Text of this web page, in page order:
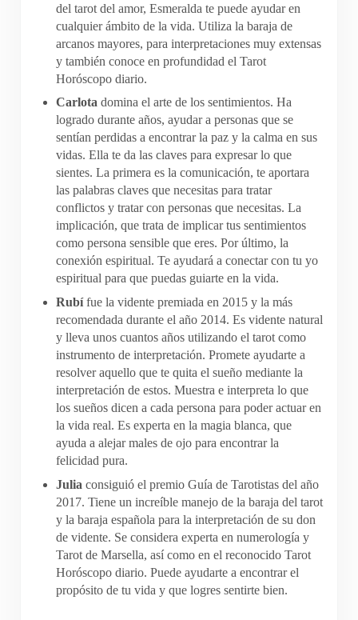
del tarot del amor, Esmeralda te puede ayudar en
cualquier ámbito de la vida. Utiliza la baraja de
arcanos mayores, para interpretaciones muy extensas
y también conoce en profundidad el Tarot
Horóscopo diario.
Carlota domina el arte de los sentimientos. Ha
logrado durante años, ayudar a personas que se
sentían perdidas a encontrar la paz y la calma en sus
vidas. Ella te da las claves para expresar lo que
sientes. La primera es la comunicación, te aportara
las palabras claves que necesitas para tratar
conflictos y tratar con personas que necesitas. La
implicación, que trata de implicar tus sentimientos
como persona sensible que eres. Por último, la
conexión espiritual. Te ayudará a conectar con tu yo
espiritual para que puedas guiarte en la vida.
Rubífue la vidente premiada en 2015 y la más
recomendada durante el año 2014. Es vidente natural
y lleva unos cuantos años utilizando el tarot como
instrumento de interpretación. Promete ayudarte a
resolver aquello que te quita el sueño mediante la
interpretación de estos. Muestra e interpreta lo que
los sueños dicen a cada persona para poder actuar en
la vida real. Es experta en la magia blanca, que
ayuda a alejar males de ojo para encontrar la
felicidad pura.
Julia consiguió el premio Guía de Tarotistas del año
2017. Tiene un increíble manejo de la baraja del tarot
y la baraja española para la interpretación de su don
de vidente. Se considera experta en numerología y
Tarot de Marsella, así como en el reconocido Tarot
Horóscopo diario. Puede ayudarte a encontrar el
propósito de tu vida y que logres sentirte bien.